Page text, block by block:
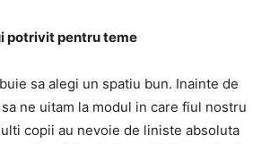
potrivit pentru teme
sa alegi un spatiu bun. Inainte de
ne uitam la modul in care fiul nostru
copii au nevoie de liniste absoluta